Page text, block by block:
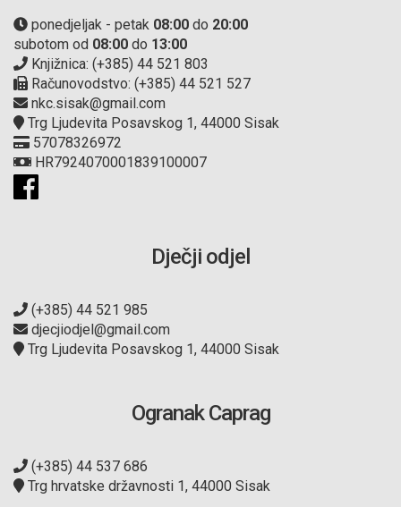
ponedjeljak - petak 08:00 do 20:00
subotom od 08:00 do 13:00
Knjižnica: (+385) 44 521 803
Računovodstvo: (+385) 44 521 527
nkc.sisak@gmail.com
Trg Ljudevita Posavskog 1, 44000 Sisak
57078326972
HR7924070001839100007
Dječji odjel
(+385) 44 521 985
djecjiodjel@gmail.com
Trg Ljudevita Posavskog 1, 44000 Sisak
Ogranak Caprag
(+385) 44 537 686
Trg hrvatske državnosti 1, 44000 Sisak